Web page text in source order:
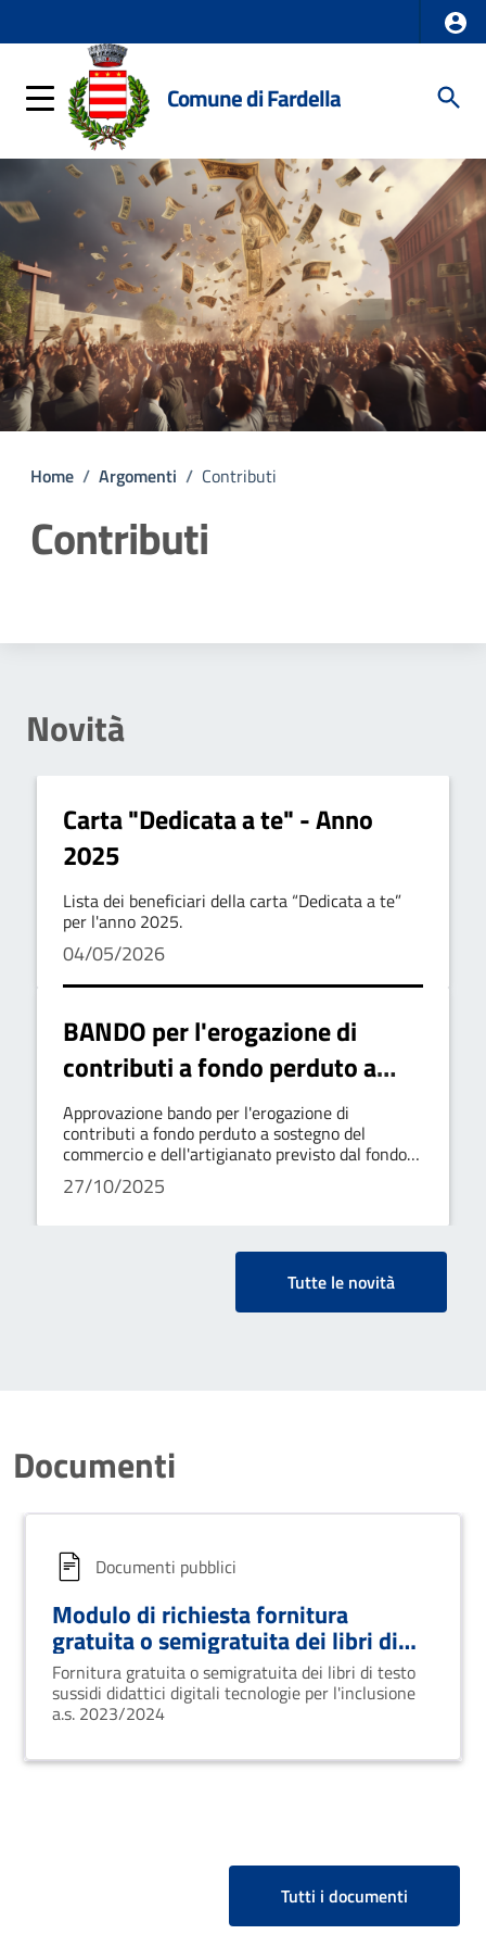
Comune di Fardella
Home / Argomenti / Contributi
Contributi
Novità
Carta "Dedicata a te" - Anno
2025
Lista dei beneficiari della carta “Dedicata a te”
per l'anno 2025.
04/05/2026
BANDO per l'erogazione di
contributi a fondo perduto a
sostegno del commercio e
dell'artigianato previsto dal
fondo nazionale di sostegno alle
commerciali in attuazione del
dpcm del 24 settembre 2020
Approvazione bando per l'erogazione di
contributi a fondo perduto a sostegno del
commercio e dell'artigianato previsto dal fondo
nazionale di sostegno alle attivita' economiche
artigianali e commerciali in attuazione del dpcm
27/10/2025
Tutte le novità
Documenti
Documenti pubblici
Modulo di richiesta fornitura
gratuita o semigratuita dei libri di
testo sussidi didattici digitali
tecnologie per l'inclusione a.s.
2023/2024
Fornitura gratuita o semigratuita dei libri di testo
sussidi didattici digitali tecnologie per l'inclusione
a.s. 2023/2024
Tutti i documenti